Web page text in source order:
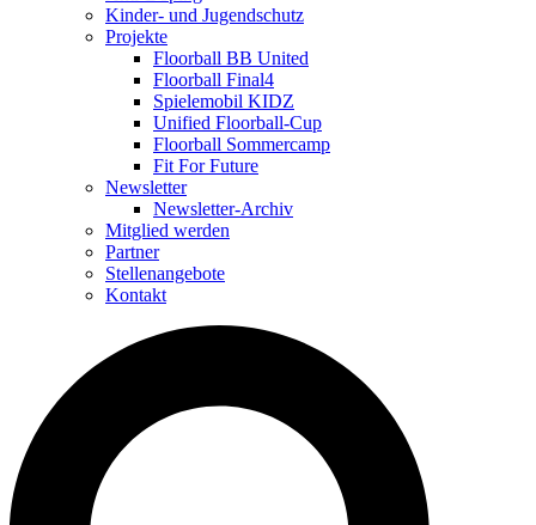
Kinder- und Jugendschutz
Projekte
Floorball BB United
Floorball Final4
Spielemobil KIDZ
Unified Floorball-Cup
Floorball Sommercamp
Fit For Future
Newsletter
Newsletter-Archiv
Mitglied werden
Partner
Stellenangebote
Kontakt